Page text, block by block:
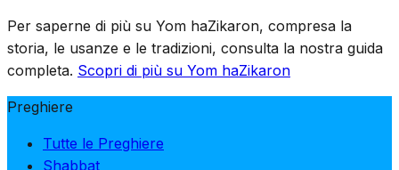
Per saperne di più su Yom haZikaron, compresa la
storia, le usanze e le tradizioni, consulta la nostra guida
completa. Scopri di più su Yom haZikaron
Preghiere
Tutte le Preghiere
Shabbat